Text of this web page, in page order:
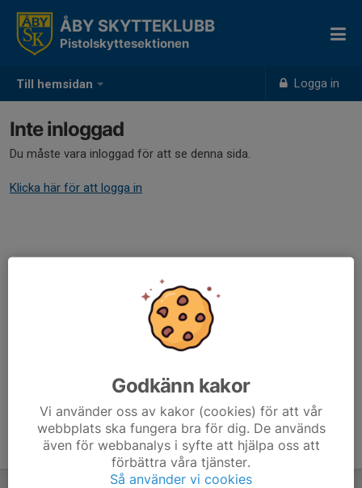
Till hemsidan Logga in
ÅBY SKYTTEKLUBB
Pistolskyttesektionen
Inte inloggad
Du måste vara inloggad för att se denna sida.
Klicka här för att logga in
Godkänn kakor
Vi använder oss av kakor (cookies) för att vår
webbplats ska fungera bra för dig. De används
även för webbanalys i syfte att hjälpa oss att
förbättra våra tjänster.
Så använder vi cookies